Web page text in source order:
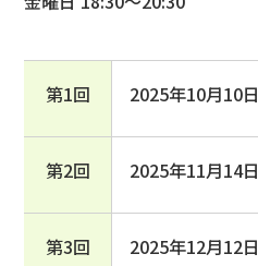
第1回 2025年10月10日
第2回 2025年11月14日
第3回 2025年12月12日